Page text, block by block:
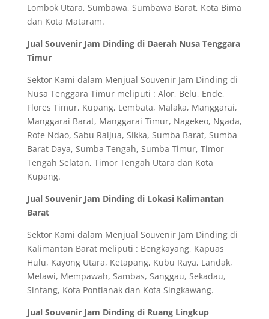
Lombok Utara, Sumbawa, Sumbawa Barat, Kota Bima
dan Kota Mataram.
Jual Souvenir Jam Dinding di Daerah Nusa Tenggara
Timur
Sektor Kami dalam Menjual Souvenir Jam Dinding di
Nusa Tenggara Timur meliputi : Alor, Belu, Ende,
Flores Timur, Kupang, Lembata, Malaka, Manggarai,
Manggarai Barat, Manggarai Timur, Nagekeo, Ngada,
Rote Ndao, Sabu Raijua, Sikka, Sumba Barat, Sumba
Barat Daya, Sumba Tengah, Sumba Timur, Timor
Tengah Selatan, Timor Tengah Utara dan Kota
Kupang.
Jual Souvenir Jam Dinding di Lokasi Kalimantan
Barat
Sektor Kami dalam Menjual Souvenir Jam Dinding di
Kalimantan Barat meliputi : Bengkayang, Kapuas
Hulu, Kayong Utara, Ketapang, Kubu Raya, Landak,
Melawi, Mempawah, Sambas, Sanggau, Sekadau,
Sintang, Kota Pontianak dan Kota Singkawang.
Jual Souvenir Jam Dinding di Ruang Lingkup